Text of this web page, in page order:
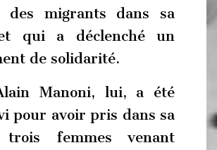
des migrants dans sa
qui a déclenché un
de solidarité.
Manoni, lui, a été
pour avoir pris dans sa
trois femmes venant